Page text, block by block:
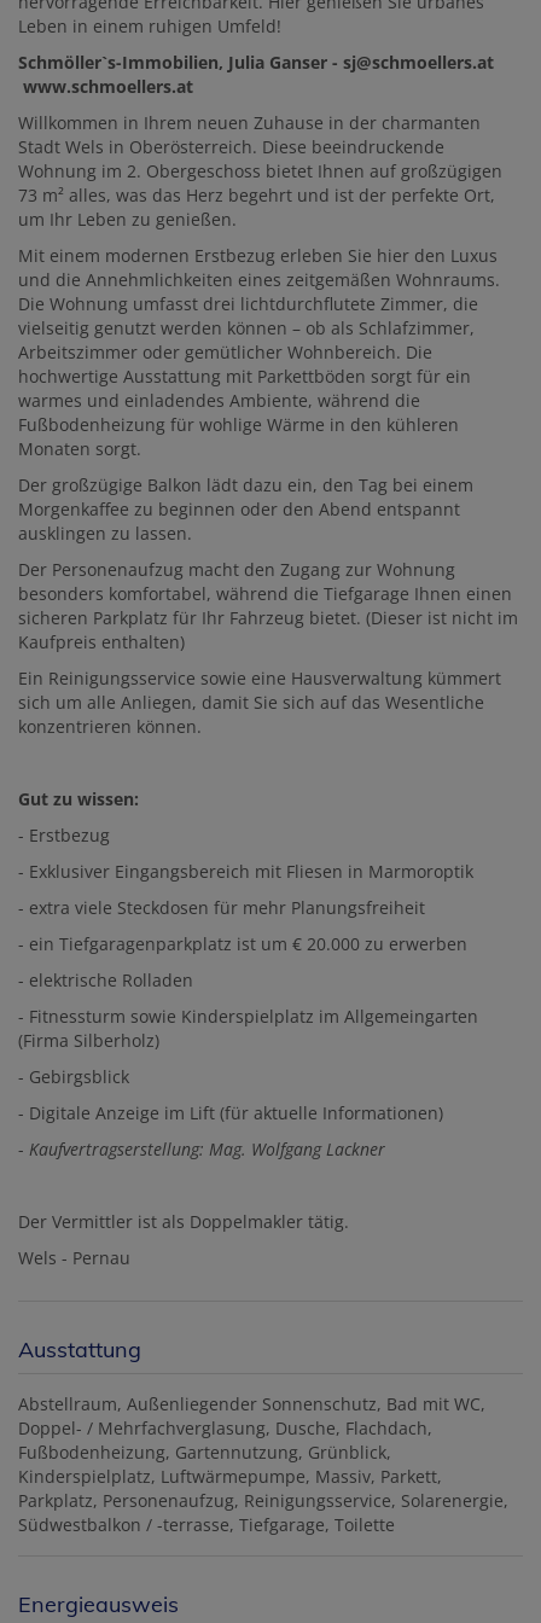
Leben in einem ruhigen Umfeld!
Schmöller`s-Immobilien, Julia Ganser - sj@schmoellers.at
www.schmoellers.at
Willkommen in Ihrem neuen Zuhause in der charmanten
Stadt Wels in Oberösterreich. Diese beeindruckende
Wohnung im 2. Obergeschoss bietet Ihnen auf großzügigen
73 m² alles, was das Herz begehrt und ist der perfekte Ort,
um Ihr Leben zu genießen.
Mit einem modernen Erstbezug erleben Sie hier den Luxus
und die Annehmlichkeiten eines zeitgemäßen Wohnraums.
Die Wohnung umfasst drei lichtdurchflutete Zimmer, die
vielseitig genutzt werden können – ob als Schlafzimmer,
Arbeitszimmer oder gemütlicher Wohnbereich. Die
hochwertige Ausstattung mit Parkettböden sorgt für ein
warmes und einladendes Ambiente, während die
Fußbodenheizung für wohlige Wärme in den kühleren
Monaten sorgt.
Der großzügige Balkon lädt dazu ein, den Tag bei einem
Morgenkaffee zu beginnen oder den Abend entspannt
ausklingen zu lassen.
Der Personenaufzug macht den Zugang zur Wohnung
besonders komfortabel, während die Tiefgarage Ihnen einen
sicheren Parkplatz für Ihr Fahrzeug bietet. (Dieser ist nicht im
Kaufpreis enthalten)
Ein Reinigungsservice sowie eine Hausverwaltung kümmert
sich um alle Anliegen, damit Sie sich auf das Wesentliche
konzentrieren können.
Gut zu wissen:
- Erstbezug
- Exklusiver Eingangsbereich mit Fliesen in Marmoroptik
- extra viele Steckdosen für mehr Planungsfreiheit
- ein Tiefgaragenparkplatz ist um € 20.000 zu erwerben
- elektrische Rolladen
- Fitnessturm sowie Kinderspielplatz im Allgemeingarten
(Firma Silberholz)
- Gebirgsblick
- Digitale Anzeige im Lift (für aktuelle Informationen)
- Kaufvertragserstellung: Mag. Wolfgang Lackner
Der Vermittler ist als Doppelmakler tätig.
Wels - Pernau
Ausstattung
Abstellraum Außenliegender Sonnenschutz Bad mit WC
Doppel- / Mehrfachverglasung Dusche Flachdach
Fußbodenheizung Gartennutzung Grünblick
Kinderspielplatz Luftwärmepumpe Massiv Parkett
Parkplatz Personenaufzug Reinigungsservice Solarenergie
Südwestbalkon / -terrasse Tiefgarage Toilette
Energieausweis